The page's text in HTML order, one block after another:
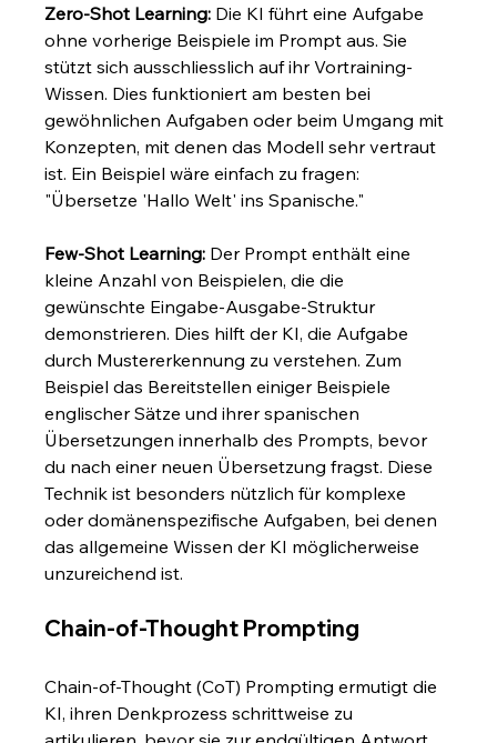
Zero-Shot Learning: Die KI führt eine Aufgabe
ohne vorherige Beispiele im Prompt aus. Sie
stützt sich ausschliesslich auf ihr Vortraining-
Wissen. Dies funktioniert am besten bei
gewöhnlichen Aufgaben oder beim Umgang mit
Konzepten, mit denen das Modell sehr vertraut
ist. Ein Beispiel wäre einfach zu fragen:
"Übersetze 'Hallo Welt' ins Spanische."
Few-Shot Learning: Der Prompt enthält eine
kleine Anzahl von Beispielen, die die
gewünschte Eingabe-Ausgabe-Struktur
demonstrieren. Dies hilft der KI, die Aufgabe
durch Mustererkennung zu verstehen. Zum
Beispiel das Bereitstellen einiger Beispiele
englischer Sätze und ihrer spanischen
Übersetzungen innerhalb des Prompts, bevor
du nach einer neuen Übersetzung fragst. Diese
Technik ist besonders nützlich für komplexe
oder domänenspezifische Aufgaben, bei denen
das allgemeine Wissen der KI möglicherweise
unzureichend ist.
Chain-of-Thought Prompting
Chain-of-Thought (CoT) Prompting ermutigt die
KI, ihren Denkprozess schrittweise zu